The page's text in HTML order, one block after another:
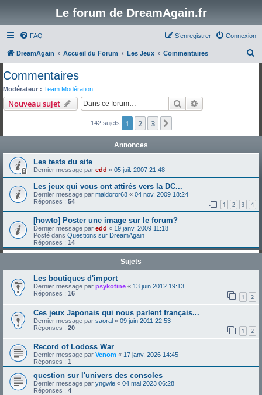
Le forum de DreamAgain.fr
FAQ Connexion
S’enregistrer
DreamAgain Accueil du Forum Les Jeux Commentaires
c
r
Commentaires
Modérateur : Team Modération
Nouveau sujet Rechercher
142 sujets 1 2 3
Annonces
Les tests du site
Dernier message par edd « 05 juil. 2007 21:48
Les jeux qui vous ont attirés vers la DC...
Dernier message par maldoror68 « 04 nov. 2009 18:24
Réponses : 54 1 2 3 4
[howto] Poster une image sur le forum?
Dernier message par edd « 19 janv. 2009 11:18
Posté dans Questions sur DreamAgain
Réponses : 14
Sujets
Les boutiques d'import
Dernier message par psykotine « 13 juin 2012 19:13
Réponses : 16 1 2
Ces jeux Japonais qui nous parlent français...
Dernier message par saoral « 09 juin 2011 22:53
Réponses : 20 1 2
Record of Lodoss War
Dernier message par Venom « 17 janv. 2026 14:45
Réponses : 1
question sur l'univers des consoles
Dernier message par yngwie « 04 mai 2023 06:28
Réponses : 4